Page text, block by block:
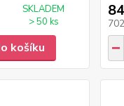
SKLADEM
> 50 ks
košíku